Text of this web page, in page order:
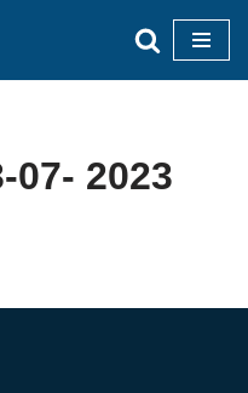
07- 2023